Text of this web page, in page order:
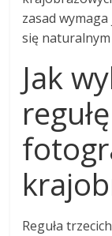
zasad
się
Jak
Reguła